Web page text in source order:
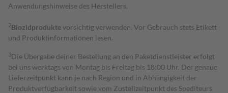
Anwendungshinweise des Herstellers.
2Biozidproduktevorsichtig verwenden. Vor Gebrauch stets Etikett
und Produktinformationen lesen.
3Die Übergabe deiner Bestellung an den Paketdienstleister erfolgt
bei uns werktags von Montag bis Freitag bis 18:00 Uhr. Der genaue
Lieferzeitpunkt kann je nach Region und in Abhängigkeit der
Produktverfügbarkeit sowie vom Zustellzeitpunkt des Spediteurs